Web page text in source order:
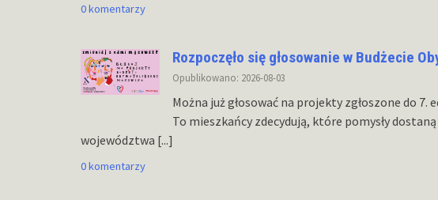
0 komentarzy
Rozpoczęło się głosowanie w Budżecie
Opublikowano: 2026-08-03
Można już głosować na projekty zgłoszone do
To mieszkańcy zdecydują, które pomysły
województwa [...]
0 komentarzy